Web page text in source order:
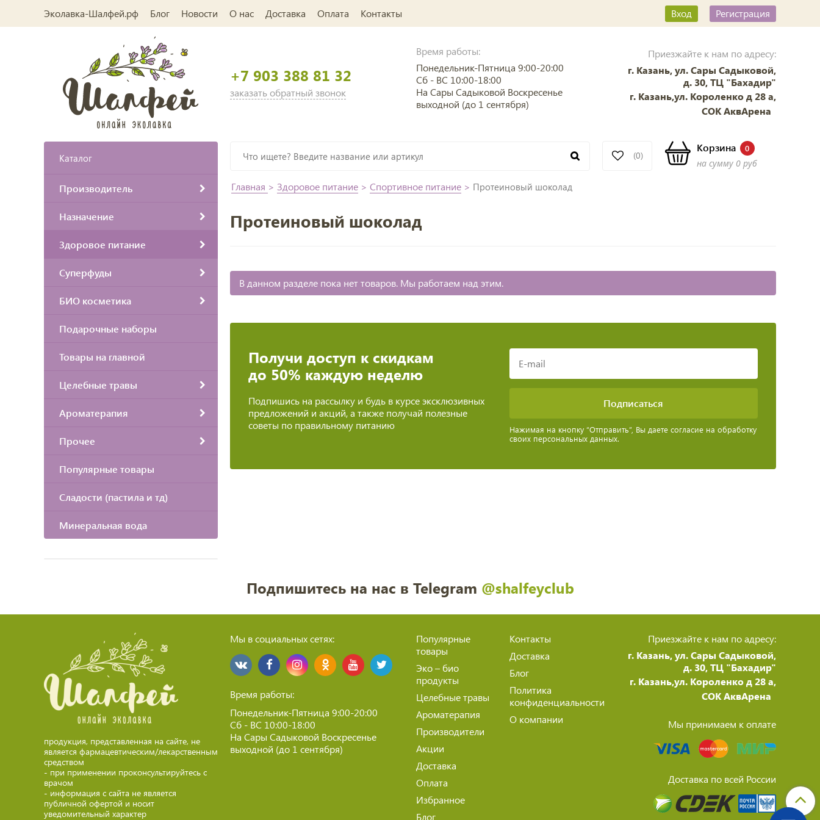
Эколавка-Шалфей.рф Блог Новости О нас Доставка Оплата Контакты Вход Регистрация
+7 903 388 81 32
заказать обратный звонок
Время работы:
Понедельник-Пятница 9:00-20:00
Сб - ВС 10:00-18:00
На Сары Садыковой Воскресенье
выходной (до 1 сентября)
Приезжайте к нам по адресу:
г. Казань, ул. Сары Садыковой,
д. 30, ТЦ "Бахадир"
г. Казань,ул. Короленко д 28 а,
СОК АквАрена
(0)
Корзина 0
на сумму 0 руб
Каталог
Производитель
Назначение
Здоровое питание
Суперфуды
БИО косметика
Подарочные наборы
Товары на главной
Целебные травы
Ароматерапия
Прочее
Популярные товары
Сладости (пастила и тд)
Минеральная вода
Главная > Здоровое питание > Спортивное питание > Протеиновый шоколад
Протеиновый шоколад
В данном разделе пока нет товаров. Мы работаем над этим.
Получи доступ к скидкам
до 50% каждую неделю
Подпишись на рассылку и будь в курсе эксклюзивных
предложений и акций, а также получай полезные
советы по правильному питанию
Нажимая на кнопку “Отправить”, Вы даете согласие на обработку
своих персональных данных.
Подпишитесь на нас в Telegram @shalfeyclub
продукция, представленная на сайте, не
является фармацевтическим/лекарственным
средством
- при применении проконсультируйтесь с
врачом
- информация с сайта не является
публичной офертой и носит
уведомительный характер
Мы в социальных сетях:
Время работы:
Понедельник-Пятница 9:00-20:00
Сб - ВС 10:00-18:00
На Сары Садыковой Воскресенье
выходной (до 1 сентября)
Популярные
товары
Эко – био
продукты
Целебные травы
Ароматерапия
Производители
Акции
Доставка
Оплата
Избранное
Блог
Контакты
Доставка
Блог
Политика
конфиденциальности
О компании
Приезжайте к нам по адресу:
г. Казань, ул. Сары Садыковой,
д. 30, ТЦ "Бахадир"
г. Казань,ул. Короленко д 28 а,
СОК АквАрена
Мы принимаем к оплате
Доставка по всей России